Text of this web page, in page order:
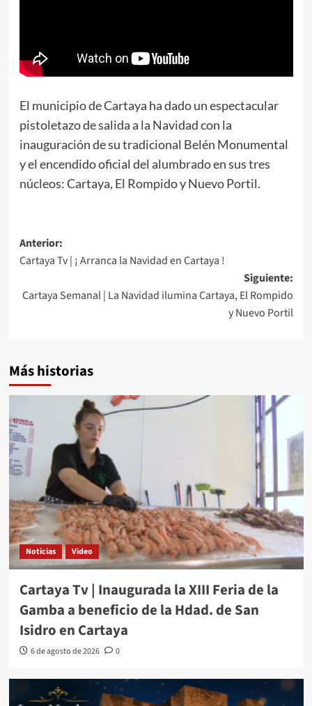
El municipio de Cartaya ha dado un espectacular
pistoletazo de salida a la Navidad con la
inauguración de su tradicional Belén Monumental
y el encendido oficial del alumbrado en sus tres
núcleos: Cartaya, El Rompido y Nuevo Portil.
Anterior:
Cartaya Tv | ¡ Arranca la Navidad en Cartaya !
Siguiente:
Cartaya Semanal | La Navidad ilumina Cartaya, El Rompido
y Nuevo Portil
Más historias
Noticias Video
Cartaya Tv | Inaugurada la XIII Feria de la
Gamba a beneficio de la Hdad. de San
Isidro en Cartaya
6 de agosto de 2026 0